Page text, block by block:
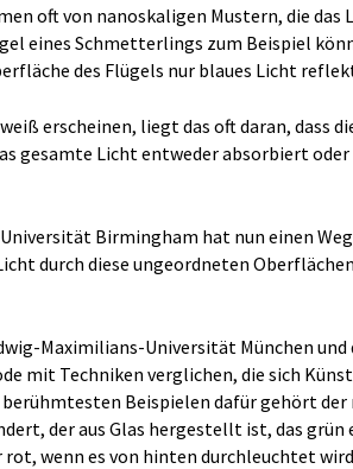
oft von nanoskaligen Mustern, die das
eines Schmetterlings zum Beispiel
des Flügels nur blaues Licht
erscheinen, liegt das oft daran, dass
gesamte Licht entweder absorbiert
Birmingham hat nun einen
durch diese ungeordneten
Maximilians-Universität München
mit Techniken verglichen, die sich
Beispielen dafür gehört der
der aus Glas hergestellt ist, das grün
wenn es von hinten durchleuchtet